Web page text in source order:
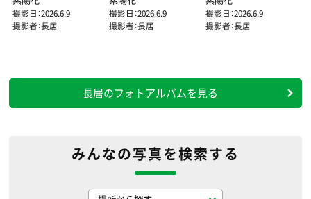
撮影日：2026.6.9
撮影者：長居
撮影日：2026.6.9
撮影者：長居
撮影日：2026.6.9
撮影者：長居
長居のフォトアルバムを見る
みんなの写真を検索する